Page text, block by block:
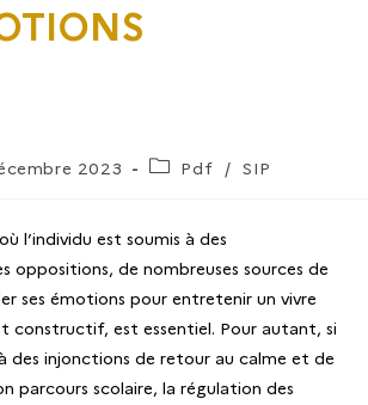
2023 Pdf / SIP
l’individu est soumis à des
oppositions, de nombreuses sources de
ses émotions pour entretenir un vivre
constructif, est essentiel. Pour autant, si
des injonctions de retour au calme et de
parcours scolaire, la régulation des